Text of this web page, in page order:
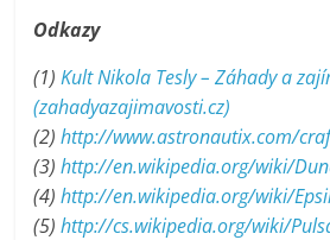
Odkazy
(1)Kult Nikola Tesly – Záhady a
(zahadyazajimavosti.cz)
(2)http://www.astronautix.com/
(3)http://en.wikipedia.org/wiki/
(4)http://en.wikipedia.org/wiki/
(5)http://cs.wikipedia.org/wiki/